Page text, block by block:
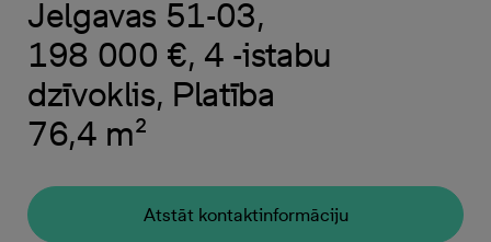
Jelgavas 51-03,
198 000 €, 4 -istabu
dzīvoklis, Platība
76,4 m²
Atstāt kontaktinformāciju